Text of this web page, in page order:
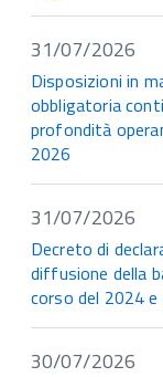
31/07/2026
Disposizioni in
obbligatoria
profondità
2026
31/07/2026
Decreto di
diffusione della
corso del 2024 e
30/07/2026